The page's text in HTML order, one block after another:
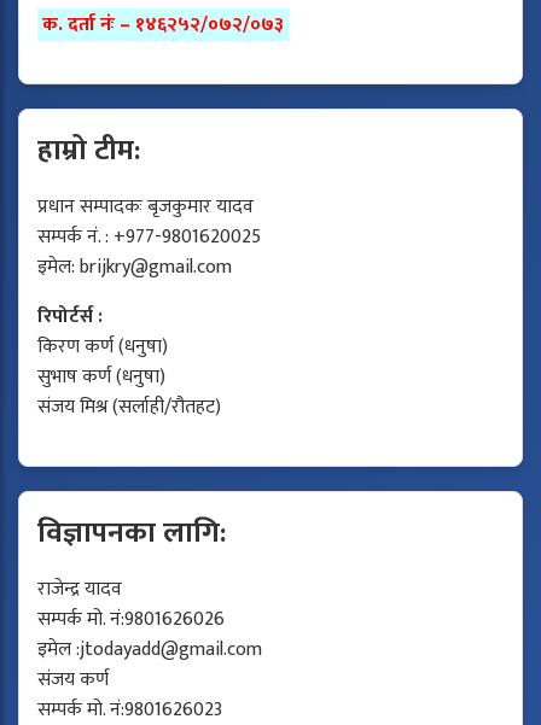
क. दर्ता नंः – १४६२५२/०७२/०७३
हाम्रो टीम:
प्रधान सम्पादकः बृजकुमार यादव
सम्पर्क नं. : +977-9801620025
इमेल:brijkry@gmail.com
रिपोर्टर्स :
किरण कर्ण (धनुषा)
सुभाष कर्ण (धनुषा)
संजय मिश्र (सर्लाही/रौतहट)
विज्ञापनका लागि:
राजेन्द्र यादव
सम्पर्क मो. नं:9801626026
इमेल :jtodayadd@gmail.com
संजय कर्ण
सम्पर्क मो. नं:9801626023